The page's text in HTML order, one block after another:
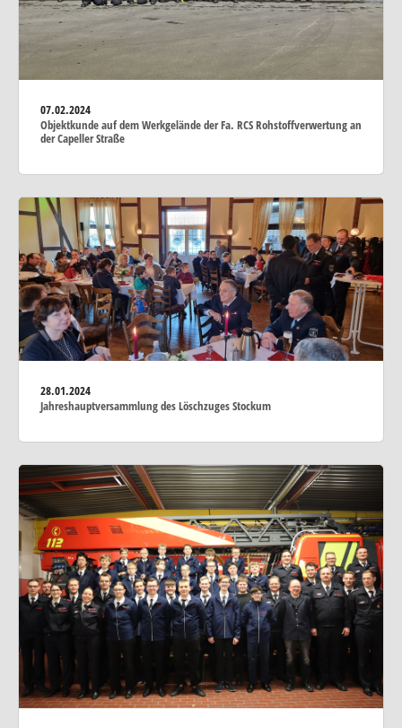
07.02.2024
Objektkunde auf dem Werkgelände der Fa. RCS Rohstoffverwertung an
der Capeller Straße
28.01.2024
Jahreshauptversammlung des Löschzuges Stockum